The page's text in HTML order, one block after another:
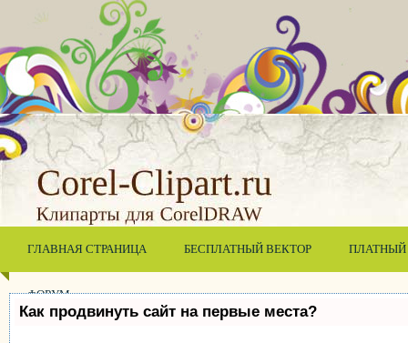
ГЛАВНАЯ СТРАНИЦА БЕСПЛАТНЫЙ ВЕКТОР ПЛАТНЫЙ
ФОРУМ
Как продвинуть сайт на первые места?